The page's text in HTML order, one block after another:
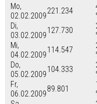
Mo,
02.02.2009
221.234
Di,
03.02.2009
127.730
Mi,
04.02.2009
114.547
Do,
05.02.2009
104.333
Fr,
06.02.2009
89.801